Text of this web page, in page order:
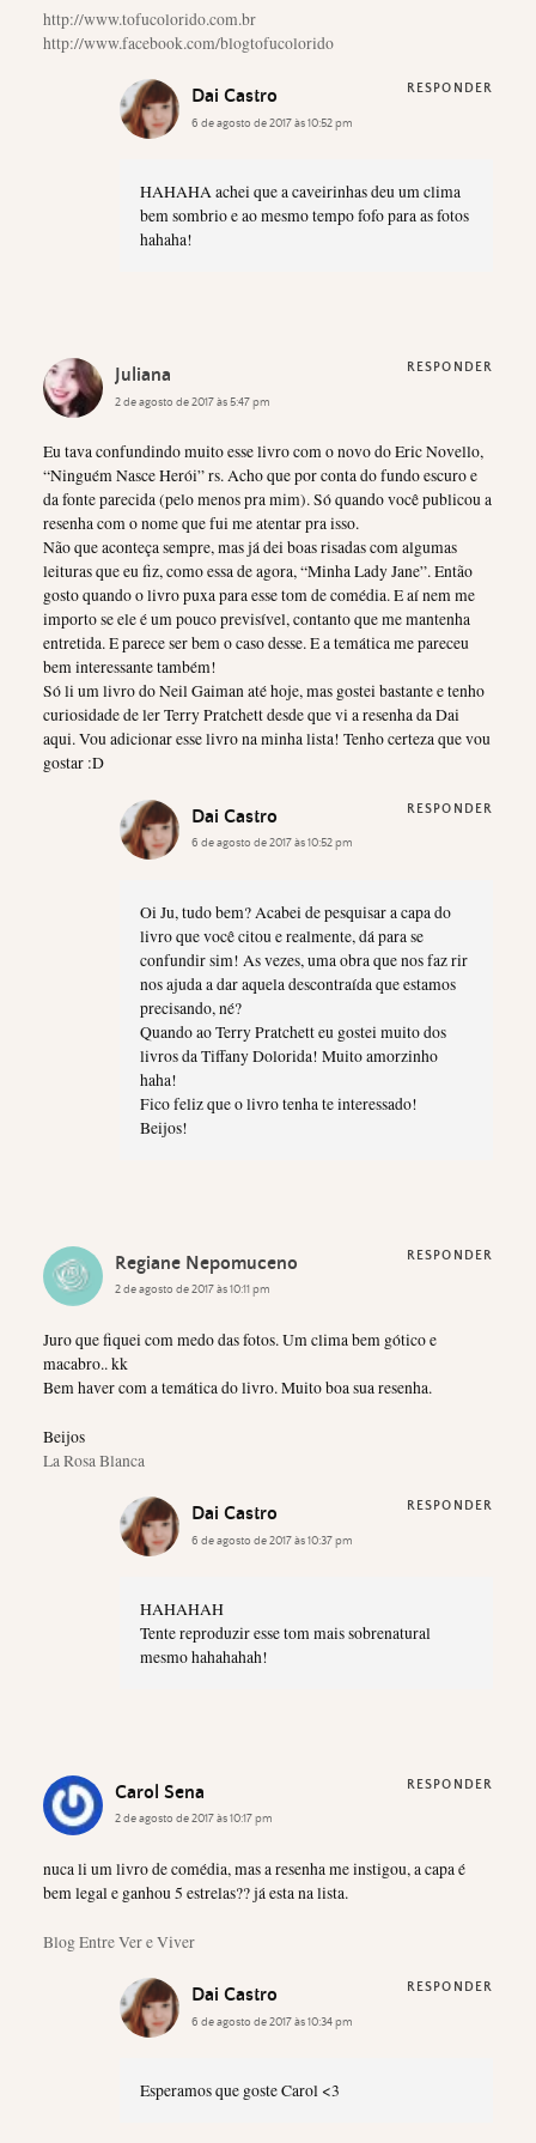
http://www.tofucolorido.com.br
http://www.facebook.com/blogtofucolorido
Dai Castro
6 de agosto de 2017 às 10:52 pm
HAHAHA achei que a caveirinhas deu um clima
bem sombrio e ao mesmo tempo fofo para as fotos
hahaha!
RESPONDER
Juliana
2 de agosto de 2017 às 5:47 pm
Eu tava confundindo muito esse livro com o novo do Eric Novello,
“Ninguém Nasce Herói” rs. Acho que por conta do fundo escuro e
da fonte parecida (pelo menos pra mim). Só quando você publicou a
resenha com o nome que fui me atentar pra isso.
Não que aconteça sempre, mas já dei boas risadas com algumas
leituras que eu fiz, como essa de agora, “Minha Lady Jane”. Então
gosto quando o livro puxa para esse tom de comédia. E aí nem me
importo se ele é um pouco previsível, contanto que me mantenha
entretida. E parece ser bem o caso desse. E a temática me pareceu
bem interessante também!
Só li um livro do Neil Gaiman até hoje, mas gostei bastante e tenho
curiosidade de ler Terry Pratchett desde que vi a resenha da Dai
aqui. Vou adicionar esse livro na minha lista! Tenho certeza que vou
gostar :D
RESPONDER
Dai Castro
6 de agosto de 2017 às 10:52 pm
Oi Ju, tudo bem? Acabei de pesquisar a capa do
livro que você citou e realmente, dá para se
confundir sim! As vezes, uma obra que nos faz rir
nos ajuda a dar aquela descontraída que estamos
precisando, né?
Quando ao Terry Pratchett eu gostei muito dos
livros da Tiffany Dolorida! Muito amorzinho
haha!
Fico feliz que o livro tenha te interessado!
Beijos!
RESPONDER
Regiane Nepomuceno
2 de agosto de 2017 às 10:11 pm
Juro que fiquei com medo das fotos. Um clima bem gótico e
macabro.. kk
Bem haver com a temática do livro. Muito boa sua resenha.
Beijos
La Rosa Blanca
RESPONDER
Dai Castro
6 de agosto de 2017 às 10:37 pm
HAHAHAH
Tente reproduzir esse tom mais sobrenatural
mesmo hahahahah!
RESPONDER
Carol Sena
2 de agosto de 2017 às 10:17 pm
nuca li um livro de comédia, mas a resenha me instigou, a capa é
bem legal e ganhou 5 estrelas?? já esta na lista.
Blog Entre Ver e Viver
RESPONDER
Dai Castro
6 de agosto de 2017 às 10:34 pm
Esperamos que goste Carol <3
RESPONDER